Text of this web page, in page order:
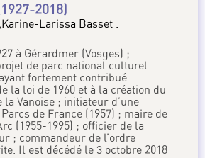
2018)
Larissa Basset .
à Gérardmer (Vosges) ;
de parc national culturel
fortement contribué
la loi de 1960 et à la création du
la Vanoise ; initiateur d’une
de France (1957) ; maire de
(1955-1995) ; officier de la
; commandeur de l’ordre
Il est décédé le 3 octobre 2018